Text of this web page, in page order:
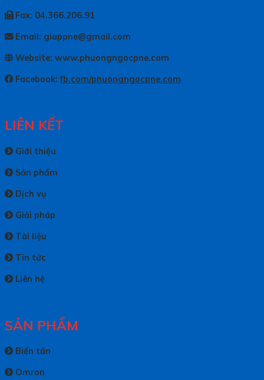
Fax: 04.366.206.91
Email: giappne@gmail.com
Website: www.phuongngocpne.com
Facebook:fb.com/phuongngocpne.com
LIÊN KẾT
Giới thiệu
Sản phẩm
Dịch vụ
Giải pháp
Tài liệu
Tin tức
Liên hệ
SẢN PHẨM
Biến tần
Omron